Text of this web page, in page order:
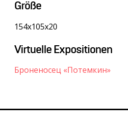
Größe
154х105х20
Virtuelle Expositionen
Броненосец «Потемкин»